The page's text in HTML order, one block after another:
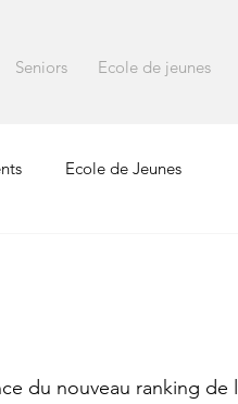
Seniors Ecole de jeunes
Ecole de Jeunes
du nouveau ranking de